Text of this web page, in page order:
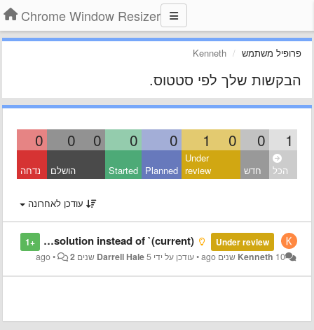
Chrome Window Resizer
פרופיל משתמש Kenneth
הבקשות שלך לפי סטטוס.
1
0
0
1
0
0
0
0
0
הכל חדש
Under
review
Planned
Started הושלם נדחה
עודכן לאחרונה
+1 Under review
Show actual current resolution instead of `(current)`
Kenneth 10 שנים ago •עודכן על ידי Darrell Hale5 שנים ago • 2